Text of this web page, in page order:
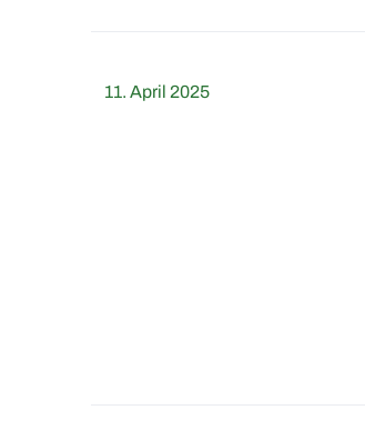
11. April 2025